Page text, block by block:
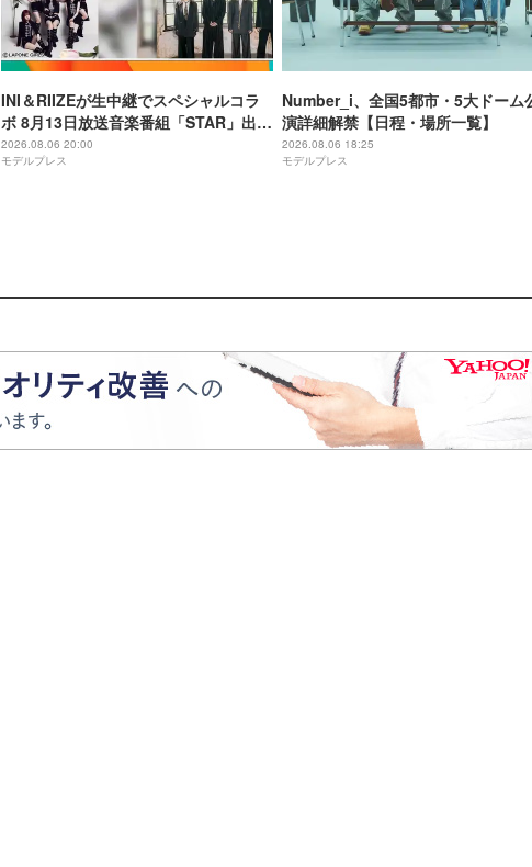
INI＆RIIZEが生中継でスペシャルコラ
ボ 8月13日放送音楽番組「STAR」出演
アーティスト発表
2026.08.06 20:00
モデルプレス
Number_i、全国5都市・5大ドーム
演詳細解禁【日程・場所一覧】
2026.08.06 18:25
モデルプレス